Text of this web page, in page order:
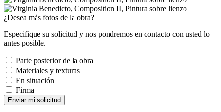
¿Desea más fotos de la obra?
Especifique su solicitud y nos pondremos en contacto con usted lo
antes posible.
Parte posterior de la obra
Materiales y texturas
En situación
Firma
Enviar mi solicitud